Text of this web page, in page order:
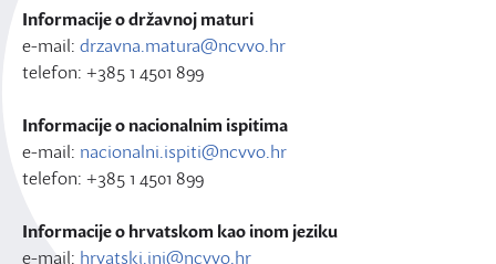
Informacije o državnoj maturi
e-mail: drzavna.matura@ncvvo.hr
telefon: +385 1 4501 899
Informacije o nacionalnim ispitima
e-mail: nacionalni.ispiti@ncvvo.hr
telefon: +385 1 4501 899
Informacije o hrvatskom kao inom jeziku
e-mail: hrvatski.ini@ncvvo.hr